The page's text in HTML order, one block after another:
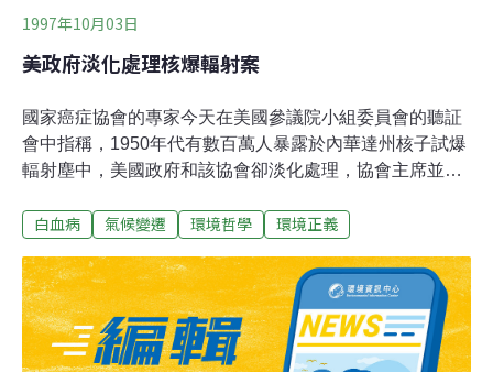
1997年10月03日
美政府淡化處理核爆輻射案
國家癌症協會的專家今天在美國參議院小組委員會的聽証
會中指稱，1950年代有數百萬人暴露於內華達州核子試爆
輻射塵中，美國政府和該協會卻淡化處理，協會主席並承
輻射塵中的人染甲狀腺癌的機率較高。國家癌症協會歷時
主席克勞斯納表示當時的輻射塵幾乎飄落全國各地，尤其
處於試爆場下風的地帶，可能有75000人成為甲狀腺癌的
高危險群，特別是小孩。但他聲稱研究沒有發現甲狀腺癌
和暴露在含有131碘落塵間的「明顯關連」。 猶他大學家
白血病 氣候變遷 環境哲學 環境正義